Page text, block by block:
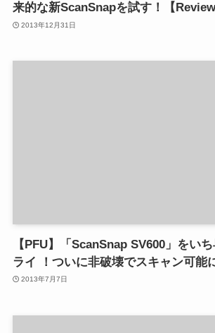
来的な新ScanSnapを試す！【Review
2013年12月31日
【PFU】「ScanSnap SV600」をい
ライ ！ついに非破壊でスキャン可能
2013年7月7日